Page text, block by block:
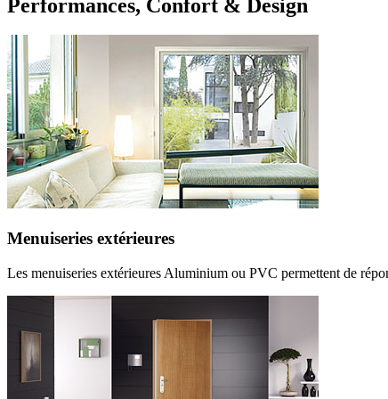
Performances, Confort & Design
Menuiseries extérieures
Les menuiseries extérieures Aluminium ou PVC permettent de